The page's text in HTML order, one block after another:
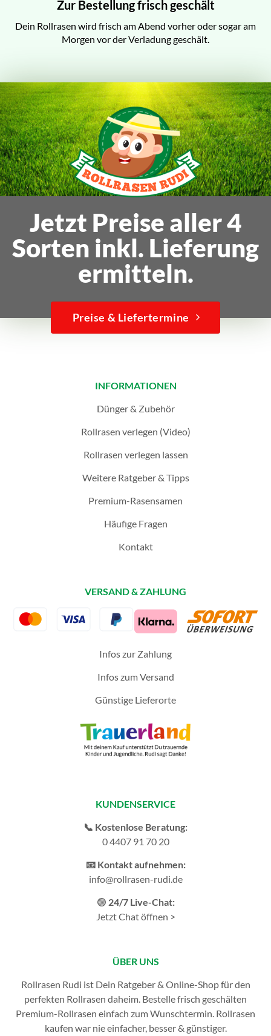
Zur Bestellung frisch geschält
Dein Rollrasen wird frisch am Abend vorher oder sogar am
Morgen vor der Verladung geschält.
Jetzt Preise aller 4
Sorten inkl. Lieferung
ermitteln.
Preise & Liefertermine
INFORMATIONEN
Dünger & Zubehör
Rollrasen verlegen (Video)
Rollrasen verlegen lassen
Weitere Ratgeber & Tipps
Premium-Rasensamen
Häufige Fragen
Kontakt
VERSAND & ZAHLUNG
Infos zur Zahlung
Infos zum Versand
Günstige Lieferorte
KUNDENSERVICE
📞 Kostenlose Beratung:
0 4407 91 70 20
📧 Kontakt aufnehmen:
info@rollrasen-rudi.de
🟢 24/7 Live-Chat:
Jetzt Chat öffnen >
ÜBER UNS
Rollrasen Rudi ist Dein Ratgeber & Online-Shop für den
perfekten Rollrasen daheim. Bestelle frisch geschälten
Premium-Rollrasen einfach zum Wunschtermin. Rollrasen
kaufen war nie einfacher, besser & günstiger.